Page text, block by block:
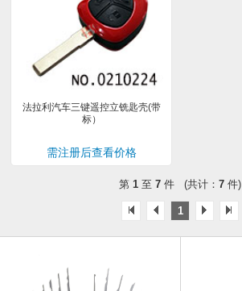
法拉利汽车三键遥控立铣匙壳(带
标）
需注册后查看价格
第 1 至 7 件 (共计： 7 件)
1